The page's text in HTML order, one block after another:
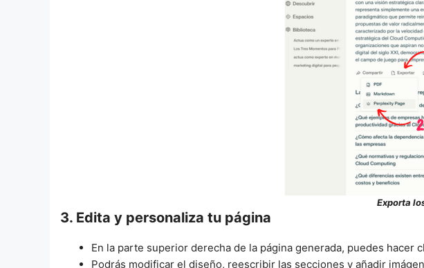
Exporta
3. Edita y personaliza tu página
En la parte superior derecha de la página generada, puedes hacer
Podrás modificar el diseño, reescribir las secciones y añadir